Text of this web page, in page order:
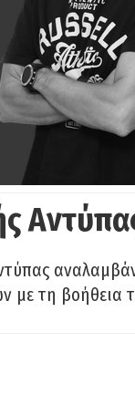
με τη βοήθεια